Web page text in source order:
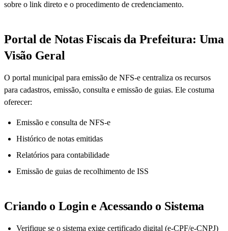
sobre o link direto e o procedimento de credenciamento.
Portal de Notas Fiscais da Prefeitura: Uma
Visão Geral
O portal municipal para emissão de NFS-e centraliza os recursos
para cadastros, emissão, consulta e emissão de guias. Ele costuma
oferecer:
Emissão e consulta de NFS-e
Histórico de notas emitidas
Relatórios para contabilidade
Emissão de guias de recolhimento de ISS
Criando o Login e Acessando o Sistema
Verifique se o sistema exige certificado digital (e-CPF/e-CNPJ)